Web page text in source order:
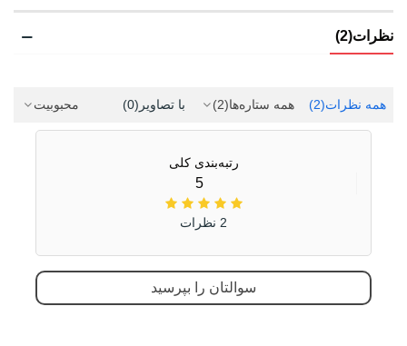
شهری
چرم مصنوعی
پارچه مش
الیاف مصنوعی
ویژگی کفی داخلی
کفش
قابل تعویض
نظرات(2)
همه نظرات(2) همه ستاره‌ها(2) با تصاویر (0) محبوبیت
رتبه‌بندی کلی
5
2 نظرات
سوالتان را بپرسید